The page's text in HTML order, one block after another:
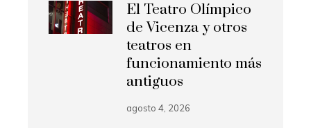
El Teatro Olímpico
de Vicenza y otros
teatros en
funcionamiento más
antiguos
agosto 4, 2026